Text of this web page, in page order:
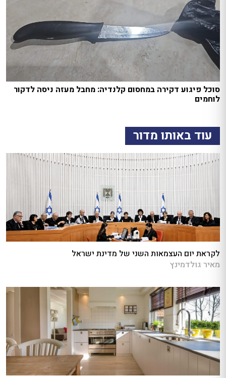
סוכל פיגוע דקירה במחסום קלנדיה: מחבל מעזה ניסה לדקור
לוחמים
עוד באותו מדור
לקראת יום העצמאות השני של מדינת ישראל
מאיר גולדמינץ